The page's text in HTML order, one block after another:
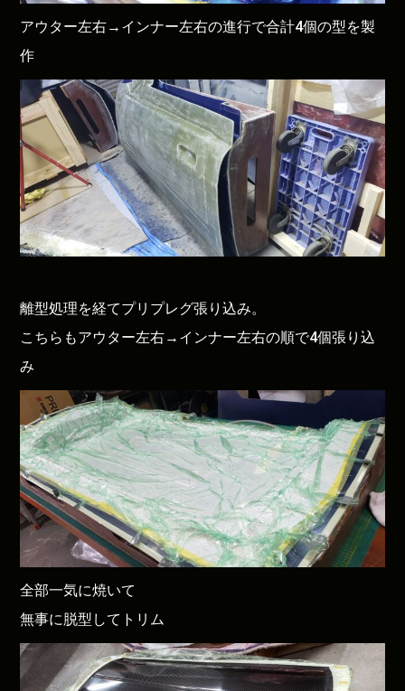
アウター左右→インナー左右の進行で合計4個の型を製
作
離型処理を経てプリプレグ張り込み。
こちらもアウター左右→インナー左右の順で4個張り込
み
全部一気に焼いて
無事に脱型してトリム